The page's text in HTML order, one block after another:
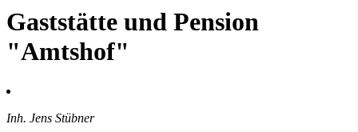
Gaststätte und Pension
"Amtshof"
Inh. Jens Stübner